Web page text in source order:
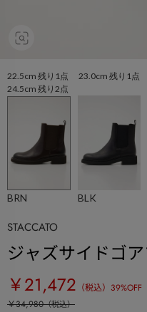
22.5cm 残り1点 23.0cm 残り1
24.5cm 残り2点
BRN BLK
STACCATO
ジャズサイドゴ
￥21,472 （税込） 39%OFF
￥34,980（税込）